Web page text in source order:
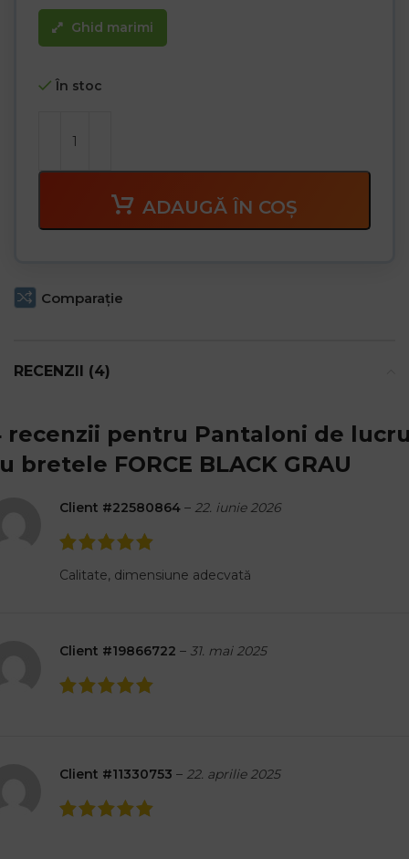
Ghid marimi
În stoc
ADAUGĂ ÎN COȘ
Comparaţie
RECENZII (4)
recenzii pentru Pantaloni de
bretele FORCE BLACK GRAU
Client #22580864 – 22. iunie 2026
Calitate, dimensiune adecvată
Client #19866722 – 31. mai 2025
Client #11330753 – 22. aprilie 2025